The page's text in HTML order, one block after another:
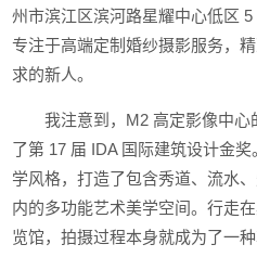
州市滨江区滨河路星耀中心低区
专注于高端定制婚纱摄影服务，
求的新人。
我注意到，M2 高定影像中
了第 17 届 IDA 国际建筑设计金
学风格，打造了包含秀道、流水
内的多功能艺术美学空间。行走
览馆，拍摄过程本身就成为了一种